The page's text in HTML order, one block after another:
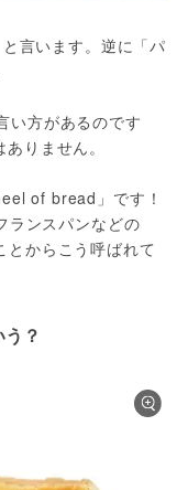
と言います。逆に「パ
い方があるのです
りません。
of bread」です！
ランスパンなどの
とからこう呼ばれて
？